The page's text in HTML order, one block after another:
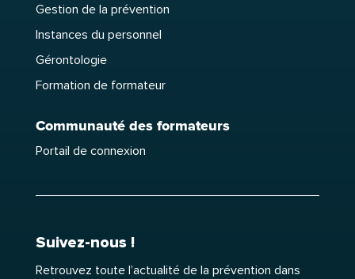
Gestion de la prévention
Instances du personnel
Gérontologie
Formation de formateur
Communauté des formateurs
Portail de connexion
Suivez-nous !
Retrouvez toute l’actualité de la prévention dans